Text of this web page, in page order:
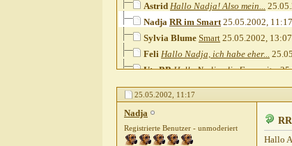
Astrid Hallo Nadja! Also mein...
Nadja RR im Smart25.05.2002, 11:17
Sylvia Blume Smart 25.05.2002, 13:07
Feli Hallo Nadja, ich habe eher...
Ute BB Hallo Nadja, die Frau mit...
Astrid Hallo Nadja! Weder noch,...
icca und im ford focus?26.05.2002,
speedy
Thomas Fuchs Halloooo, Auf der
25.05.2002, 11:17
Nadja
Registrierte Benutzer - unmoderiert
Hallo